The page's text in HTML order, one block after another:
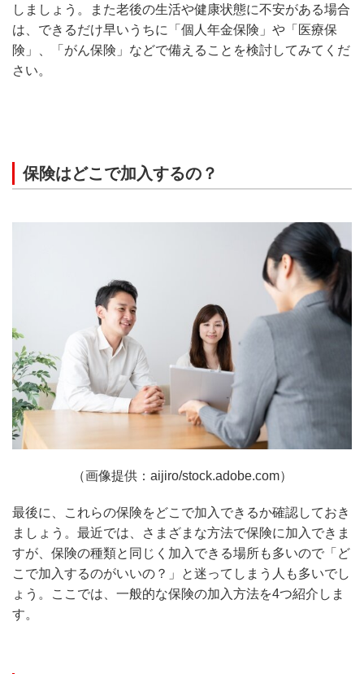
しましょう。また老後の生活や健康状態に不安がある場合
は、できるだけ早いうちに「個人年金保険」や「医療保
険」、「がん保険」などで備えることを検討してみてくだ
さい。
保険はどこで加入するの？
（画像提供：aijiro/stock.adobe.com）
最後に、これらの保険をどこで加入できるか確認しておき
ましょう。最近では、さまざまな方法で保険に加入できま
すが、保険の種類と同じく加入できる場所も多いので「ど
こで加入するのがいいの？」と迷ってしまう人も多いでし
ょう。ここでは、一般的な保険の加入方法を4つ紹介しま
す。